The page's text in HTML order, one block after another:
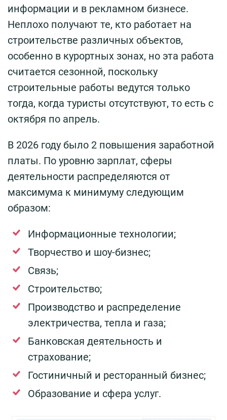
информации и в рекламном бизнесе.
Неплохо получают те, кто работает на
строительстве различных объектов,
особенно в курортных зонах, но эта работа
считается сезонной, поскольку
строительные работы ведутся только
тогда, когда туристы отсутствуют, то есть с
октября по апрель.
В 2026 году было 2 повышения заработной
платы. По уровню зарплат, сферы
деятельности распределяются от
максимума к минимуму следующим
образом:
Информационные технологии;
Творчество и шоу-бизнес;
Связь;
Строительство;
Производство и распределение
электричества, тепла и газа;
Банковская деятельность и
страхование;
Гостиничный и ресторанный бизнес;
Образование и сфера услуг.